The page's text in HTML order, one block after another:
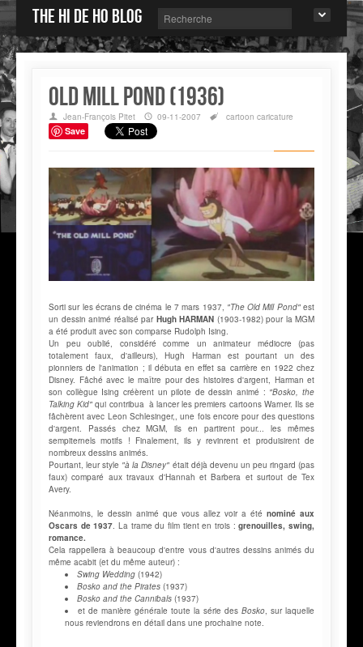
The Hi de Ho blog
Old Mill Pond (1936)
Jean-François Pitet 09-11-2007 cartoon caricature
Save
Sorti sur les écrans de cinéma le 7 mars 1937, "The Old Mill Pond"est
un dessin animé réalisé par Hugh HARMAN (1903-1982) pour la MGM
a été produit avec son comparse Rudolph Ising.
Un peu oublié, considéré comme un animateur médiocre (pas
totalement faux, d'ailleurs), Hugh Harman est pourtant un des
pionniers de l'animation ; il débuta en effet sa carrière en 1922 chez
Disney. Fâché avec le maître pour des histoires d'argent, Harman et
son collègue Ising créèrent un pilote de dessin animé : "Bosko, the
Talking Kid" qui contribua à lancer les premiers cartoons Warner. Ils se
fâchèrent avec Leon Schlesinger,, une fois encore pour des questions
d'argent. Passés chez MGM, ils en partirent pour... les mêmes
sempiternels motifs ! Finalement, ils y revinrent et produisirent de
nombreux dessins animés.
Pourtant, leur style "à la Disney" était déjà devenu un peu ringard (pas
faux) comparé aux travaux d'Hannah et Barbera et surtout de Tex
Avery.
Néanmoins, le dessin animé que vous allez voir a été nominé aux
Oscars de 1937 . La trame du film tient en trois :grenouilles, swing,
romance.
Cela rappellera à beaucoup d'entre vous d'autres dessins animés du
même acabit (et du même auteur) :
Swing Wedding (1942)
Bosko and the Pirates (1937)
Bosko and the Cannibals (1937)
et de manière générale toute la série des Bosko , sur laquelle
nous reviendrons en détail dans une prochaine note.